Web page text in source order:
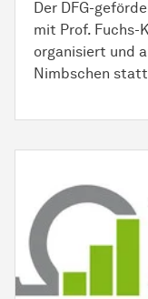
Der DFG-
mit Prof. Fuchs-
organisiert und
Nimbschen